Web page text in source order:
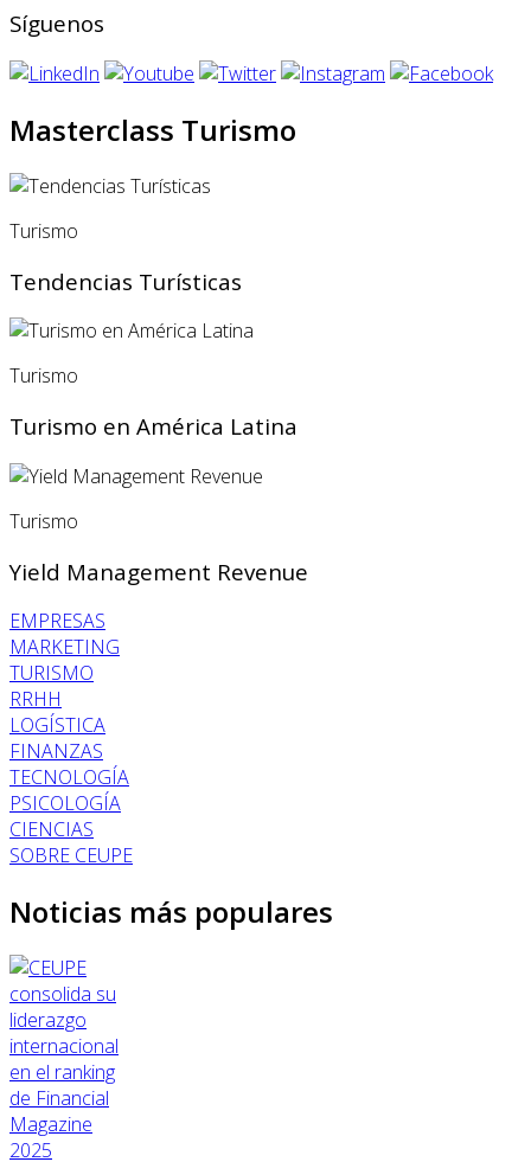
Síguenos
Masterclass Turismo
Turismo
Tendencias Turísticas
Turismo
Turismo en América Latina
Turismo
Yield Management Revenue
EMPRESAS
MARKETING
TURISMO
RRHH
LOGÍSTICA
FINANZAS
TECNOLOGÍA
PSICOLOGÍA
CIENCIAS
SOBRE CEUPE
Noticias más populares